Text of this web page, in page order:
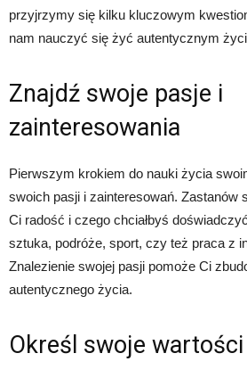
przyjrzymy się kilku kluczowym
nam nauczyć się żyć autentycznym
Znajdź swoje pasje i
zainteresowania
Pierwszym krokiem do nauki życia
swoich pasji i zainteresowań. Zastanów
Ci radość i czego chciałbyś
sztuka, podróże, sport, czy też praca z
Znalezienie swojej pasji pomoże Ci
autentycznego życia.
Określ swoje wartości